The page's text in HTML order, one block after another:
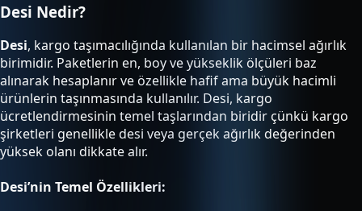
Desi Nedir?
Desi, kargo taşımacılığında kullanılan bir hacimsel ağırlık
birimidir. Paketlerin en, boy ve yükseklik ölçüleri baz
alınarak hesaplanır ve özellikle hafif ama büyük hacimli
ürünlerin taşınmasında kullanılır. Desi, kargo
ücretlendirmesinin temel taşlarından biridir çünkü kargo
şirketleri genellikle desi veya gerçek ağırlık değerinden
yüksek olanı dikkate alır.
Desi’nin Temel Özellikleri: